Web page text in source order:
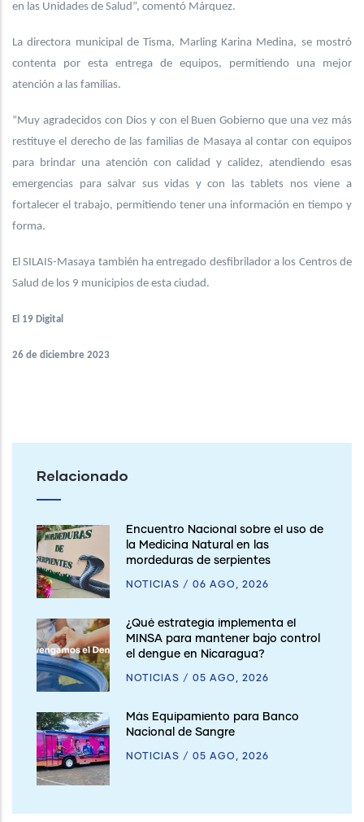
en las Unidades de Salud”, comentó Márquez.
La directora municipal de Tisma, Marling Karina Medina, se mostró
contenta por esta entrega de equipos, permitiendo una mejor
atención a las familias.
“Muy agradecidos con Dios y con el Buen Gobierno que una vez más
restituye el derecho de las familias de Masaya al contar con equipos
para brindar una atención con calidad y calidez, atendiendo esas
emergencias para salvar sus vidas y con las tablets nos viene a
fortalecer el trabajo, permitiendo tener una información en tiempo y
forma.
El SILAIS-Masaya también ha entregado desfibrilador a los Centros de
Salud de los 9 municipios de esta ciudad.
El 19 Digital
26 de diciembre 2023
Relacionado
Encuentro Nacional sobre el uso de
la Medicina Natural en las
mordeduras de serpientes
NOTICIAS / 06 AGO, 2026
¿Qué estrategia implementa el
MINSA para mantener bajo control
el dengue en Nicaragua?
NOTICIAS / 05 AGO, 2026
Más Equipamiento para Banco
Nacional de Sangre
NOTICIAS / 05 AGO, 2026